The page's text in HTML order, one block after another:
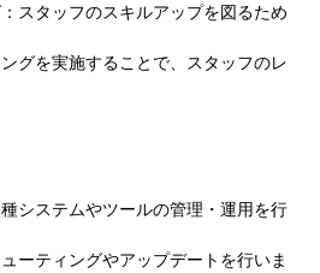
スタッフのスキルアップを図るため
グを実施することで、スタッフのレ
システムやツールの管理・運用を行
ーティングやアップデートを行いま